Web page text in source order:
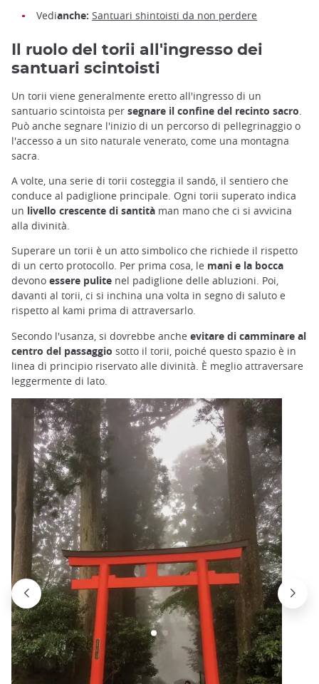
Vedianche: Santuari shintoisti da non perdere
Il ruolo del torii all'ingresso dei
santuari scintoisti
Un torii viene generalmente eretto all'ingresso di un
santuario scintoista per segnare il confine del recinto sacro.
Può anche segnare l'inizio di un percorso di pellegrinaggio o
l'accesso a un sito naturale venerato, come una montagna
sacra.
A volte, una serie di torii costeggia il sandō, il sentiero che
conduce al padiglione principale. Ogni torii superato indica
un livello crescente di santità man mano che ci si avvicina
alla divinità.
Superare un torii è un atto simbolico che richiede il rispetto
di un certo protocollo. Per prima cosa, le mani e la bocca
devono essere pulite nel padiglione delle abluzioni. Poi,
davanti al torii, ci si inchina una volta in segno di saluto e
rispetto al kami prima di attraversarlo.
Secondo l'usanza, si dovrebbe anche evitare di camminare al
centro del passaggio sotto il torii, poiché questo spazio è in
linea di principio riservato alle divinità. È meglio attraversare
leggermente di lato.